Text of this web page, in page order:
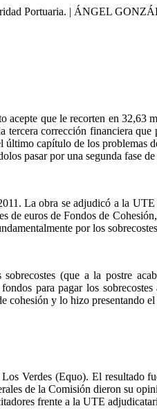
Portuaria. | ÁNGEL
acepte que le recorten en
tercera corrección financiera
capítulo de los
pasar por una segunda fase
La obra se adjudicó a la
de euros de Fondos de
por los
(que a la postre
para pagar los
cohesión y lo hizo presentando
Verdes (Equo). El resultado
de la Comisión dieron su
frente a la UTE